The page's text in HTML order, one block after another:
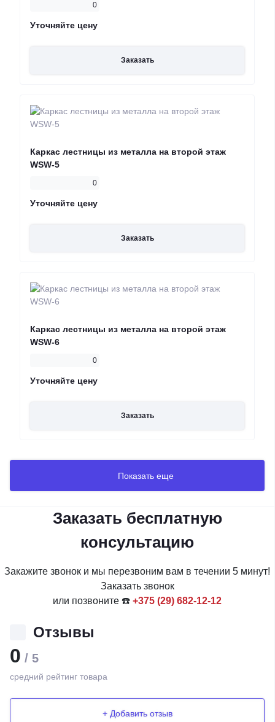
0
Уточняйте цену
Заказать
Каркас лестницы из металла на второй этаж
WSW-5
0
Уточняйте цену
Заказать
Каркас лестницы из металла на второй этаж
WSW-6
0
Уточняйте цену
Заказать
Показать еще
Заказать бесплатную
консультацию
Закажите звонок и мы перезвоним вам в течении 5 минут!
Заказать звонок
или позвоните ☎️ +375 (29) 682-12-12
Отзывы
0 / 5
средний рейтинг товара
+ Добавить отзыв